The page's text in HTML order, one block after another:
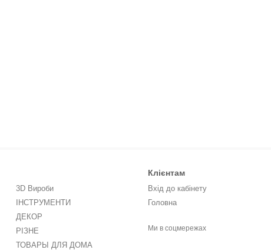
3D Вироби
ІНСТРУМЕНТИ
ДЕКОР
РІЗНЕ
ТОВАРЫ ДЛЯ ДОМА
Клієнтам
Вхід до кабінету
Головна
Ми в соцмережах